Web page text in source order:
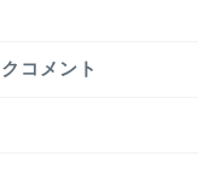
コメント